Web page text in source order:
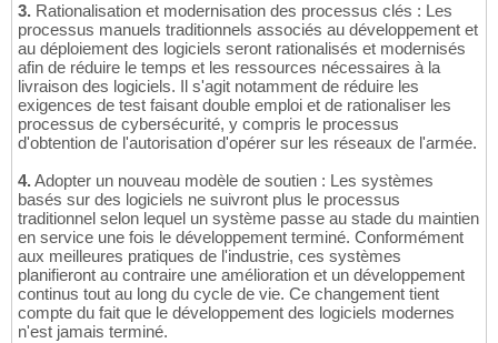
3. Rationalisation et modernisation des processus clés : Les
processus manuels traditionnels associés au développement et
au déploiement des logiciels seront rationalisés et modernisés
afin de réduire le temps et les ressources nécessaires à la
livraison des logiciels. Il s'agit notamment de réduire les
exigences de test faisant double emploi et de rationaliser les
processus de cybersécurité, y compris le processus
d'obtention de l'autorisation d'opérer sur les réseaux de l'armée.
4.Adopter un nouveau modèle de soutien : Les systèmes
basés sur des logiciels ne suivront plus le processus
traditionnel selon lequel un système passe au stade du maintien
en service une fois le développement terminé. Conformément
aux meilleures pratiques de l'industrie, ces systèmes
planifieront au contraire une amélioration et un développement
continus tout au long du cycle de vie. Ce changement tient
compte du fait que le développement des logiciels modernes
n'est jamais terminé.